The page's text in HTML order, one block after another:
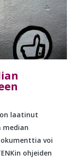
laatinut
median
voi
ohjeiden